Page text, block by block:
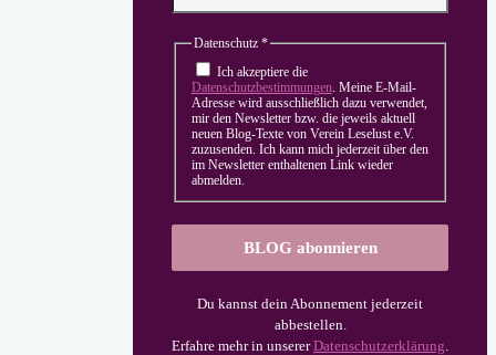
Datenschutz *
Ich akzeptiere die
Datenschutzbestimmungen . Meine E-Mail-
Adresse wird ausschließlich dazu verwendet,
mir den Newsletter bzw. die jeweils aktuell
neuen Blog-Texte von Verein Leselust e.V.
zuzusenden. Ich kann mich jederzeit über den
im Newsletter enthaltenen Link wieder
abmelden.
Du kannst dein Abonnement jederzeit
abbestellen.
Erfahre mehr in unsererDatenschutzerklärung